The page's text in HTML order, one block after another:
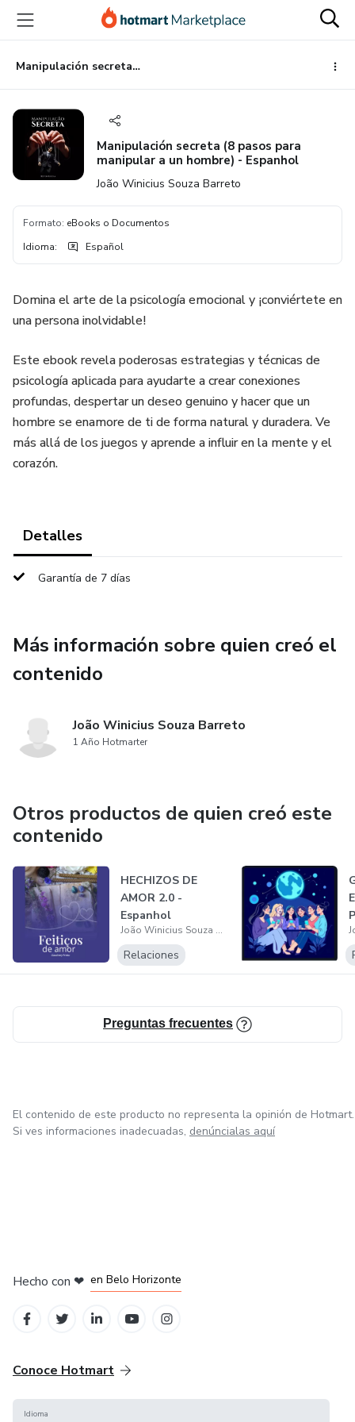
principal
página
de
página
Manipulación secreta (8 pasos para manipular a un hombre) - Espanhol
Manipulación secreta (8 pasos para
manipular a un hombre) - Espanhol
João Winicius Souza Barreto
Formato: eBooks o Documentos
Idioma: Español
Domina el arte de la psicología emocional y ¡conviértete en
una persona inolvidable!
Este ebook revela poderosas estrategias y técnicas de
psicología aplicada para ayudarte a crear conexiones
profundas, despertar un deseo genuino y hacer que un
hombre se enamore de ti de forma natural y duradera. Ve
más allá de los juegos y aprende a influir en la mente y el
corazón.
Detalles
Garantía de 7 días
Más información sobre quien creó el
contenido
João Winicius Souza Barreto
1 Año Hotmarter
Otros productos de quien creó este
contenido
HECHIZOS DE
AMOR 2.0 -
Espanhol
João Winicius Souza Barreto
Relaciones
Preguntas frecuentes
El contenido de este producto no representa la opinión de Hotmart.
Si ves informaciones inadecuadas, denúncialas aquí
Hecho con ❤ en Belo Horizonte
Conoce Hotmart
Idioma